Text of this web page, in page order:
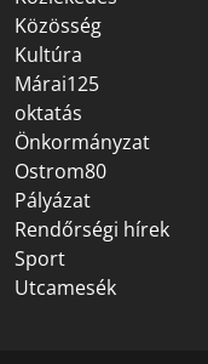
Közösség
Kultúra
Márai125
oktatás
Önkormányzat
Ostrom80
Pályázat
Rendőrségi hírek
Sport
Utcamesék